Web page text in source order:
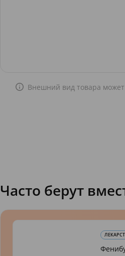
Внешний вид товара
Часто берут